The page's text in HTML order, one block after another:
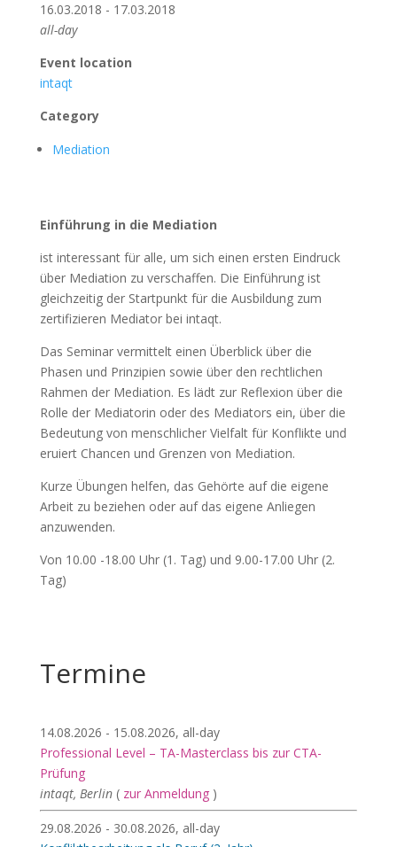
16.03.2018 - 17.03.2018
all-day
Event location
intaqt
Category
Mediation
Einführung in die Mediation
ist interessant für alle, um sich einen ersten Eindruck
über Mediation zu verschaffen. Die Einführung ist
gleichzeitig der Startpunkt für die Ausbildung zum
zertifizieren Mediator bei intaqt.
Das Seminar vermittelt einen Überblick über die
Phasen und Prinzipien sowie über den rechtlichen
Rahmen der Mediation. Es lädt zur Reflexion über die
Rolle der Mediatorin oder des Mediators ein, über die
Bedeutung von menschlicher Vielfalt für Konflikte und
eruiert Chancen und Grenzen von Mediation.
Kurze Übungen helfen, das Gehörte auf die eigene
Arbeit zu beziehen oder auf das eigene Anliegen
anzuwenden.
Von 10.00 -18.00 Uhr (1. Tag) und 9.00-17.00 Uhr (2.
Tag)
Termine
14.08.2026 - 15.08.2026, all-day
Professional Level – TA-Masterclass bis zur CTA-
Prüfung
intaqt, Berlin ( zur Anmeldung)
29.08.2026 - 30.08.2026, all-day